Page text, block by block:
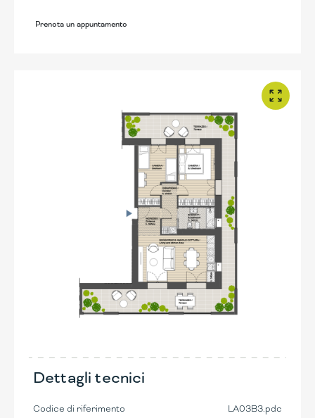
Prenota un appuntamento
Dettagli tecnici
Codice di riferimento LA03B3.pdc